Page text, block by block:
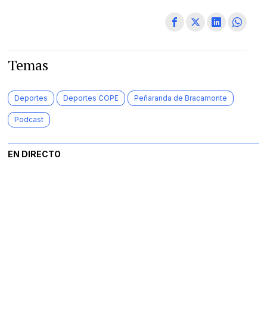
Temas
Deportes Deportes COPE Peñaranda de Bracamonte
Podcast
EN DIRECTO